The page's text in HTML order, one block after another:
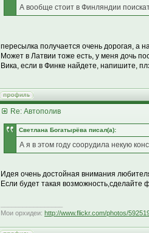
А вообще стоит в Финляндии
пересылка получается очень дорогая, а
Может в Латвии тоже есть, у меня дочь
Вика, если в Финке найдете, напишите,
Re: Автополив
Светлана Богатырёва писал(а):
А я в этом году соорудила некую
Идея очень достойная внимания
Если будет такая возможность,сделайте
Мои орхидеи: http://www.flickr.com/photos/